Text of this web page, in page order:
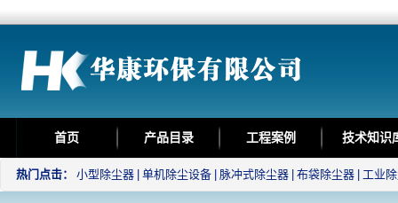
首页 产品目录 工程案例 技术知识
热门点击： 小型除尘器 单机除尘设备 脉冲式除尘器 布袋除尘器 工业